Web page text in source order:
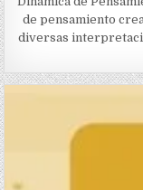
de pensamiento
diversas